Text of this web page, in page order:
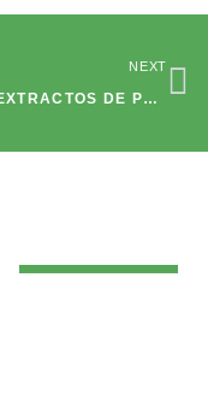
NEXT
LOS EXTRACTOS DE PLANTAS Y SU ÉXITO